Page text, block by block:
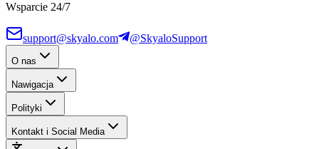
Wsparcie 24/7
support@skyalo.com @SkyaloSupport
O nas
Nawigacja
Polityki
Kontakt i Social Media